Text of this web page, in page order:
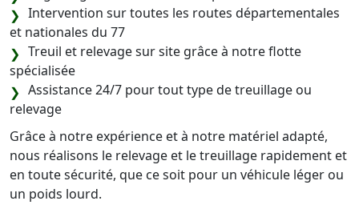
Intervention sur toutes les routes départementales
et nationales du 77
Treuil et relevage sur site grâce à notre flotte
spécialisée
Assistance 24/7 pour tout type de treuillage ou
relevage
Grâce à notre expérience et à notre matériel adapté,
nous réalisons le relevage et le treuillage rapidement et
en toute sécurité, que ce soit pour un véhicule léger ou
un poids lourd.